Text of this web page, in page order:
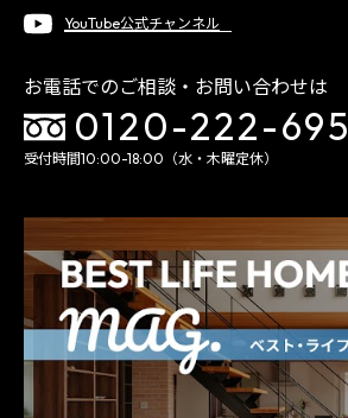
YouTube公式チャンネル
お電話でのご相談・お問い合わせは
0120-222-695
受付時間10:00-18:00（水・木曜定休）